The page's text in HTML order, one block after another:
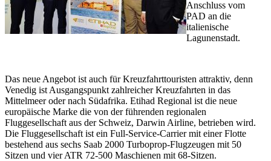
Anschluss vom
PAD an die
italienische
Lagunenstadt.
Das neue Angebot ist auch für Kreuzfahrttouristen attraktiv, denn
Venedig ist Ausgangspunkt zahlreicher Kreuzfahrten in das
Mittelmeer oder nach Südafrika. Etihad Regional ist die neue
europäische Marke die von der führenden regionalen
Fluggesellschaft aus der Schweiz, Darwin Airline, betrieben wird.
Die Fluggesellschaft ist ein Full-Service-Carrier mit einer Flotte
bestehend aus sechs Saab 2000 Turboprop-Flugzeugen mit 50
Sitzen und vier ATR 72-500 Maschienen mit 68-Sitzen.